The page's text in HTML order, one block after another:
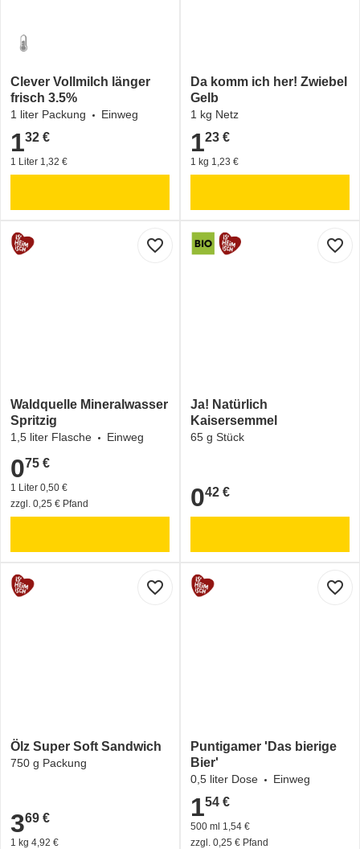
Clever Vollmilch länger
frisch 3.5%
1 liter Packung Einweg
1,32 €
132 €
1 Liter 1,32 €
Da komm ich her! Zwiebel
Gelb
1 kg Netz
1,23 €
123 €
1 kg 1,23 €
favorite_border
Waldquelle Mineralwasser
Spritzig
1,5 liter Flasche Einweg
0,75 €
075 €
1 Liter 0,50 €
zzgl. 0,25 € Pfand
favorite_border
Ja! Natürlich
Kaisersemmel
65 g Stück
0,42 €
042 €
favorite_border
Ölz Super Soft Sandwich
750 g Packung
3,69 €
369 €
1 kg 4,92 €
favorite_border
Puntigamer 'Das bierige
Bier'
0,5 liter Dose Einweg
1,54 €
154 €
500 ml 1,54 €
zzgl. 0,25 € Pfand